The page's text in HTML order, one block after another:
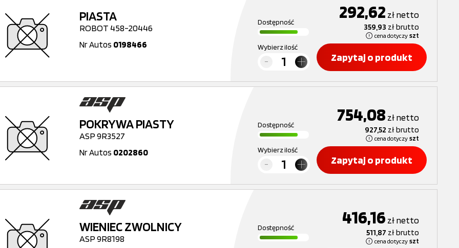
PIASTA
ROBOT 458-20446
Nr Autos 0198466
Dostępność 292,62 złnetto
359,93 złbrutto
cena dotyczy szt
Wybierz ilość
Zapytaj o produkt
POKRYWA PIASTY
ASP 9R3527
Nr Autos 0202860
Dostępność 754,08 złnetto
927,52 złbrutto
cena dotyczy szt
Wybierz ilość
Zapytaj o produkt
WIENIEC ZWOLNICY
ASP 9R8198
Dostępność 416,16 złnetto
511,87 złbrutto
cena dotyczy szt